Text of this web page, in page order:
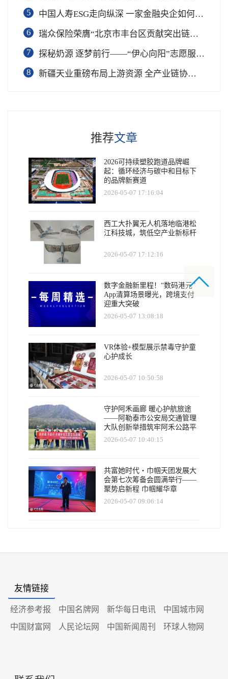
5
中国人寿ESG走向纵深 一家金融央企如何连接国家战略与民生需求
6
瑞众保险荣膺“北京市丰台区贡献突出链长单位”奖项
7
​探秘奶源 逐梦前行——“伊心向阳”志愿服务队开展幼儿园科普公益志愿活动
8
新疆天业重磅布局上游资源 全产业链协同再塑成长新动能
推荐文章
2026可持续塑胶跑道品牌崛
起：循环经济与碳中和目标下
的品牌新赛道
2026-05-07 17:16:04
西工大扑翼无人机落地临港松
江科技城，筑低空产业新标杆
2026-05-07 17:12:16
数字金融新里程！“数码港元”
App清算场景曝光，跨境支付
迎重大突破
2026-05-07 13:08:18
VR体验+模型展示禁毒守护童
心护成长
2026-05-07 10:50:58
守护阿禾画廊 暖心护航旅途
——阿勒泰市公安局交通管理
大队创新举措筑牢阿禾公路平
安防线
2026-05-07 10:40:15
共富她时代・巾帼天团发展大
会第七次筹备会圆满举行——
聚势启新程 巾帼耀华章
2026-05-07 09:06:14
友情链接
经济参考报 中国名牌网 新华每日电讯
中国城市网
中国财富网
人民论坛网 中国新闻周刊 环球人物网